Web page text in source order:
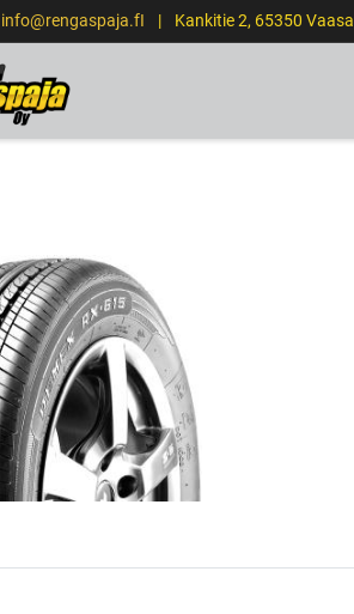
info@rengaspaja.fI | Kankitie 2, 65350 Vaasa